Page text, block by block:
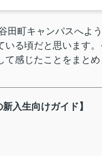
田町キャンパスへよう
る頃だと思います
感じたことをまと
入生向けガイド】